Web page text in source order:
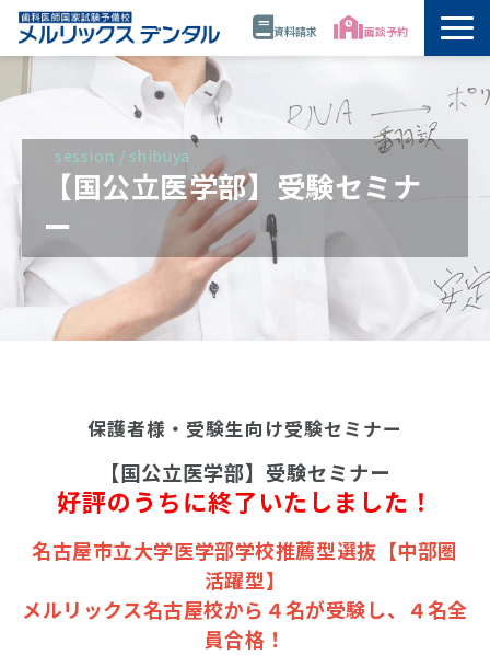
資料請求 面談予約
トップ
公開講座・模試・セミナー
年間スケジュール
講師
校舎情報
session / shibuya
【国公立医学部】受験セミナ
ー
保護者様・受験生向け受験セミナー
【国公立医学部】受験セミナー
好評のうちに終了いたしました！
名古屋市立大学医学部学校推薦型選抜【中部圏
活躍型】
メルリックス名古屋校から４名が受験し、４名全
員合格！